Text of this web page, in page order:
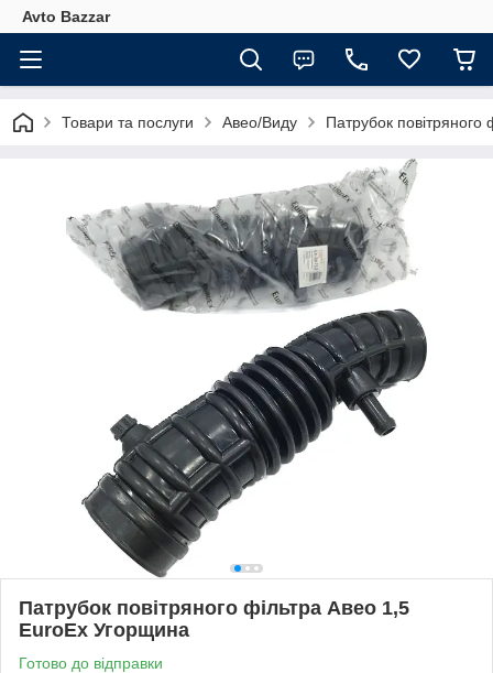
Avto Bazzar
Товари та послуги Авео/Виду Патрубок
Патрубок повітряного фільтра Авео 1,5
EuroEx Угорщина
Готово до відправки